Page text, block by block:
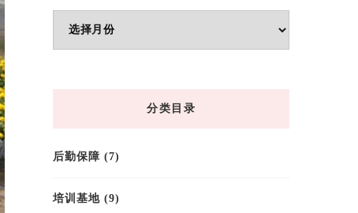
章
分类目录
后勤保障 (7)
培训基地 (9)